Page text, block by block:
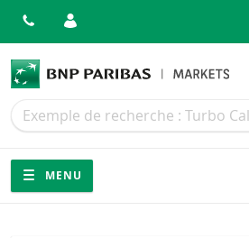
Recherche
Recherche
Navigation
Navigation sur le
MENU